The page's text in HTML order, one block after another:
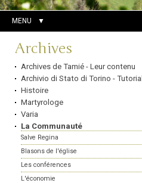
MENU
Navigation
Archives
Archives de Tamié - Leur contenu
Archivio di Stato di Torino - Tutorial
Histoire
Martyrologe
Varia
La Communauté
Salve Regina
Blasons de l'église
Les conférences
L'économie